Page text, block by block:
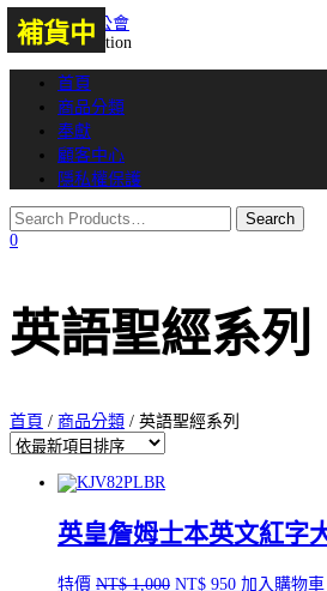
Toggle navigation
首頁
商品分類
奉獻
顧客中心
隱私權保護
0
英語聖經系列
首頁 / 商品分類 / 英語聖經系列
英皇詹姆士本英文紅字
特價 NT$1,000 原
NT$ 950目加入購物車
補貨中
補貨中
補貨中